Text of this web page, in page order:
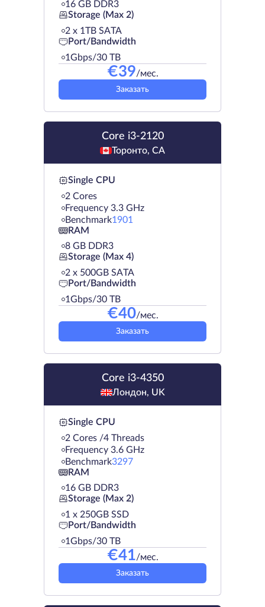
16 GB DDR3
Storage (Max 2)
2 х 1TB SATA
Port/Bandwidth
1Gbps/30 TB
€39/мес.
Заказать
Core i3-2120
Торонто, CA
Single CPU
2 Cores
Frequency 3.3 GHz
Benchmark1901
RAM
8 GB DDR3
Storage (Max 4)
2 х 500GB SATA
Port/Bandwidth
1Gbps/30 TB
€40/мес.
Заказать
Core i3-4350
Лондон, UK
Single CPU
2 Cores /4 Threads
Frequency 3.6 GHz
Benchmark3297
RAM
16 GB DDR3
Storage (Max 2)
1 х 250GB SSD
Port/Bandwidth
1Gbps/30 TB
€41/мес.
Заказать